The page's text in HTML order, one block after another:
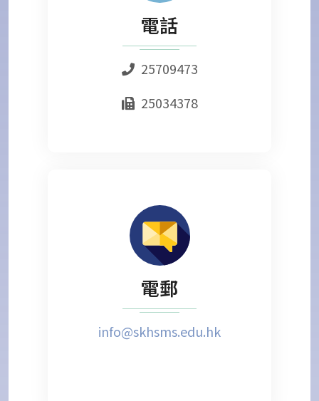
電話
25709473
25034378
電郵
info@skhsms.edu.hk